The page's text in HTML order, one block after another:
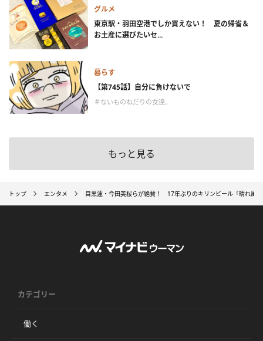
グルメ
東京駅・羽田空港でしか買えない！ 夏の帰省＆
お土産に選びたいセ...
暮らす
【第745話】自分に負けないで
＃ないものねだりの女達。
もっと見る
トップ エンタメ 目黒蓮・今田美桜らが絶賛！ 17年ぶりのキリンビール「晴れ風
カテゴリー
働く